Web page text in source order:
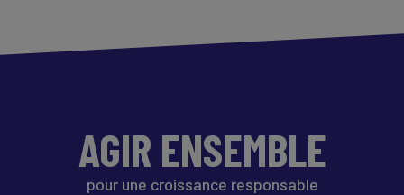
AGIR ENSEMBLE
pour une croissance responsable